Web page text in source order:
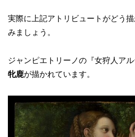
実際に上記アトリビュートがどう
みましょう。
ジャンピエトリーノの『女狩人ア
牝鹿が描かれています。